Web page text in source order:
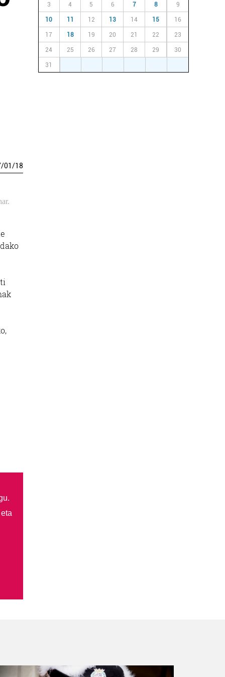
/01/18
3 4 5 6 7 8 9
10 11 12 13 14 15 16
17 18 19 20 21 22 23
24 25 26 27 28 29 30
31